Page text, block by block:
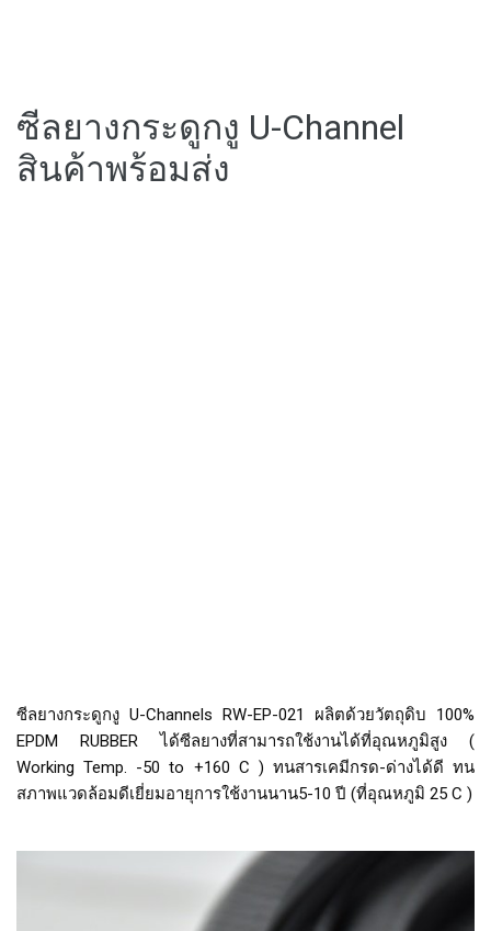
ซีลยางกระดูกงู U-Channel
สินค้าพร้อมส่ง
ซีลยางกระดูกงู U-Channels RW-EP-021 ผลิตด้วยวัตถุดิบ 100%
EPDM RUBBER ได้ซีลยางที่สามารถใช้งานได้ที่อุณหภูมิสูง (
Working Temp. -50 to +160 C ) ทนสารเคมีกรด-ด่างได้ดี ทน
สภาพแวดล้อมดีเยี่ยมอายุการใช้งานนาน5-10 ปี (ที่อุณหภูมิ 25 C )